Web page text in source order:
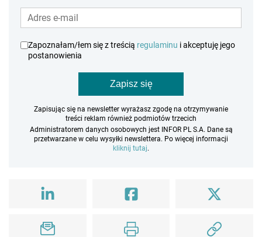
Zapoznałam/łem się z treścią regulaminu i akceptuję jego
postanowienia
Zapisz się
Zapisując się na newsletter wyrażasz zgodę na otrzymywanie
treści reklam również podmiotów trzecich
Administratorem danych osobowych jest INFOR PL S.A. Dane są
przetwarzane w celu wysyłki newslettera. Po więcej informacji
kliknij tutaj.